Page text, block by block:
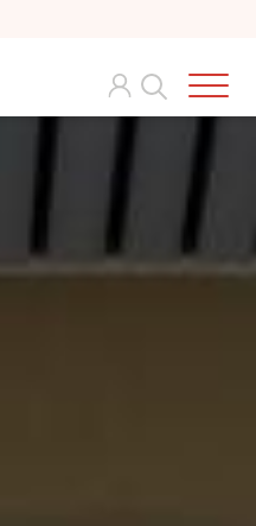
Search